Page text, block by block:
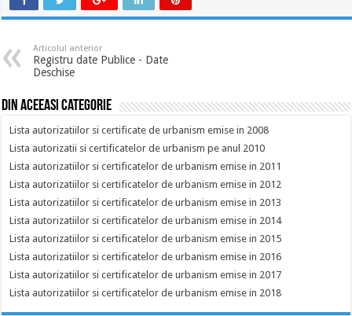
Articolul anterior
Registru date Publice - Date
Deschise
Din aceeasi categorie
Lista autorizatiilor si certificate de urbanism emise in 2008
Lista autorizatii si certificatelor de urbanism pe anul 2010
Lista autorizatiilor si certificatelor de urbanism emise in 2011
Lista autorizatiilor si certificatelor de urbanism emise in 2012
Lista autorizatiilor si certificatelor de urbanism emise in 2013
Lista autorizatiilor si certificatelor de urbanism emise in 2014
Lista autorizatiilor si certificatelor de urbanism emise in 2015
Lista autorizatiilor si certificatelor de urbanism emise in 2016
Lista autorizatiilor si certificatelor de urbanism emise in 2017
Lista autorizatiilor si certificatelor de urbanism emise in 2018